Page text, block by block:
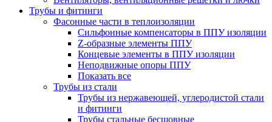
Трубы и фитинги
Фасонные части в теплоизоляции
Cильфонные компенсаторы в ППУ изоляции
Z-образные элементы ППУ
Концевые элементы в ППУ изоляции
Неподвижные опоры ППУ
Показать все
Трубы из стали
Трубы из нержавеющей, углеродистой стали
и фитинги
Трубы стальные бесшовные